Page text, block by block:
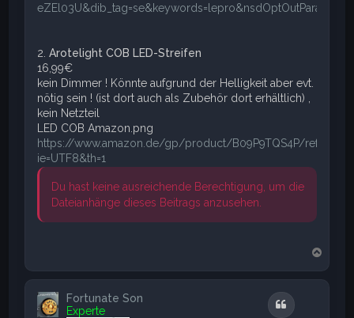
2.Arotelight COB LED-Streifen
16,99€
kein Dimmer ! Könnte aufgrund der Helligkeit aber evt.
nötig sein ! (ist dort auch als Zubehör dort erhältlich) ,
kein Netzteil
LED COB Amazon.png
https://www.amazon.de/gp/product/B09P9TQS4P/
ie=UTF8&th=1
Du hast keine ausreichende Berechtigung, um die
Dateianhänge dieses Beitrags anzusehen.
a
Fortunate Son
Experte
Zitat